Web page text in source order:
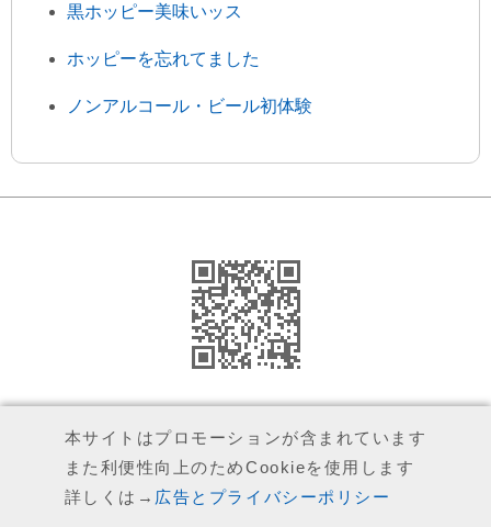
黒ホッピー美味いッス
ホッピーを忘れてました
ノンアルコール・ビール初体験
広告とプライバシーポリシー
本サイトはプロモーションが含まれています
また利便性向上のためCookieを使用します
詳しくは→ 広告とプライバシーポリシー